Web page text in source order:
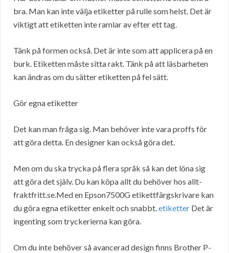
bra. Man kan inte välja etiketter på rulle som helst. Det är
viktigt att etiketten inte ramlar av efter ett tag.
Tänk på formen också. Det är inte som att applicera på en
burk. Etiketten måste sitta rakt. Tänk på att läsbarheten
kan ändras om du sätter etiketten på fel sätt.
Gör egna etiketter
Det kan man fråga sig. Man behöver inte vara proffs för
att göra detta. En designer kan också göra det.
Men om du ska trycka på flera språk så kan det löna sig
att göra det själv. Du kan köpa allt du behöver hos allt-
fraktfritt.se.Med en Epson7500G etikettfärgskrivare kan
du göra egna etiketter enkelt och snabbt.etiketter Det är
ingenting som tryckerierna kan göra.
Om du inte behöver så avancerad design finns Brother P-